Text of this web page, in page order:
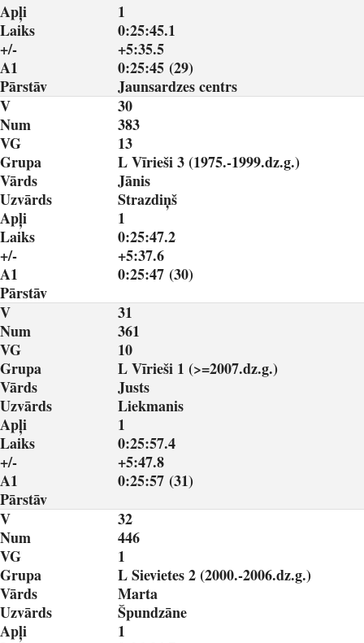
Apļi
1
Laiks
0:25:45.1
+/-
+5:35.5
A1
0:25:45 (29)
Pārstāv
Jaunsardzes centrs
V
30
Num
383
VG
13
Grupa
L Vīrieši 3 (1975.-1999.dz.g.)
Vārds
Jānis
Uzvārds
Strazdiņš
Apļi
1
Laiks
0:25:47.2
+/-
+5:37.6
A1
0:25:47 (30)
Pārstāv
V
31
Num
361
VG
10
Grupa
L Vīrieši 1 (>=2007.dz.g.)
Vārds
Justs
Uzvārds
Liekmanis
Apļi
1
Laiks
0:25:57.4
+/-
+5:47.8
A1
0:25:57 (31)
Pārstāv
V
32
Num
446
VG
1
Grupa
L Sievietes 2 (2000.-2006.dz.g.)
Vārds
Marta
Uzvārds
Špundzāne
Apļi
1